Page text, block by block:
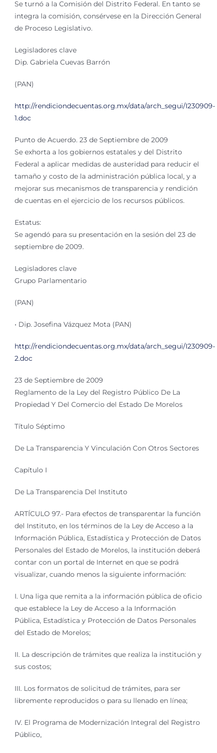
Se turnó a la Comisión del Distrito Federal. En tanto se
integra la comisión, consérvese en la Dirección General
de Proceso Legislativo.
Legisladores clave
Dip. Gabriela Cuevas Barrón
(PAN)
http://rendiciondecuentas.org.mx/data/arch_segui/I230909-
1.doc
Punto de Acuerdo. 23 de Septiembre de 2009
Se exhorta a los gobiernos estatales y del Distrito
Federal a aplicar medidas de austeridad para reducir el
tamaño y costo de la administración pública local, y a
mejorar sus mecanismos de transparencia y rendición
de cuentas en el ejercicio de los recursos públicos.
Estatus:
Se agendó para su presentación en la sesión del 23 de
septiembre de 2009.
Legisladores clave
Grupo Parlamentario
(PAN)
• Dip. Josefina Vázquez Mota (PAN)
http://rendiciondecuentas.org.mx/data/arch_segui/I230909-
2.doc
23 de Septiembre de 2009
Reglamento de la Ley del Registro Público De La
Propiedad Y Del Comercio del Estado De Morelos
Título Séptimo
De La Transparencia Y Vinculación Con Otros Sectores
Capítulo I
De La Transparencia Del Instituto
ARTÍCULO 97.- Para efectos de transparentar la función
del Instituto, en los términos de la Ley de Acceso a la
Información Pública, Estadística y Protección de Datos
Personales del Estado de Morelos, la institución deberá
contar con un portal de Internet en que se podrá
visualizar, cuando menos la siguiente información:
I. Una liga que remita a la información pública de oficio
que establece la Ley de Acceso a la Información
Pública, Estadística y Protección de Datos Personales
del Estado de Morelos;
II. La descripción de trámites que realiza la institución y
sus costos;
III. Los formatos de solicitud de trámites, para ser
libremente reproducidos o para su llenado en línea;
IV. El Programa de Modernización Integral del Registro
Público,